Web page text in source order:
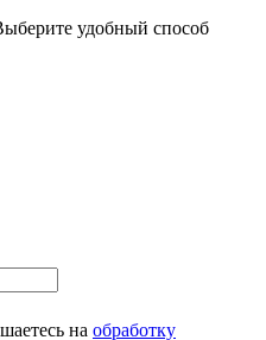
удобный способ
на обработку